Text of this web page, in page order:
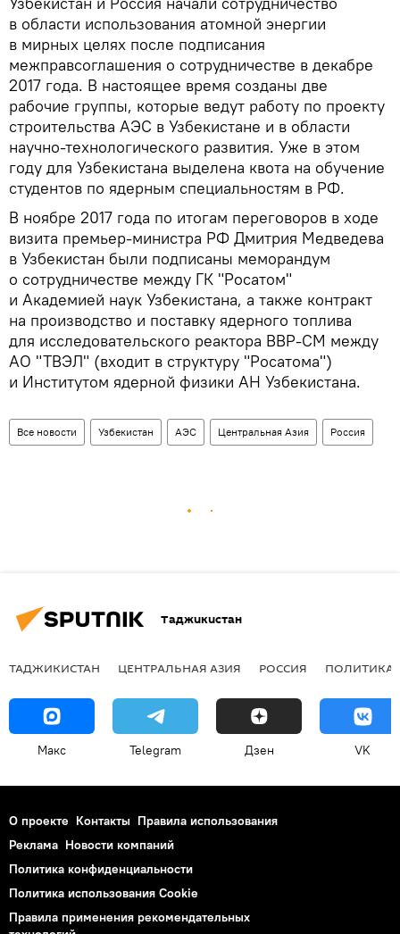
в области использования атомной энергии
в мирных целях после подписания
межправсоглашения о сотрудничестве в декабре
2017 года. В настоящее время созданы две
рабочие группы, которые ведут работу по проекту
строительства АЭС в Узбекистане и в области
научно-технологического развития. Уже в этом
году для Узбекистана выделена квота на обучение
студентов по ядерным специальностям в РФ.
В ноябре 2017 года по итогам переговоров в ходе
визита премьер-министра РФ Дмитрия Медведева
в Узбекистан были подписаны меморандум
о сотрудничестве между ГК "Росатом"
и Академией наук Узбекистана, а также контракт
на производство и поставку ядерного топлива
для исследовательского реактора ВВР-СМ между
АО "ТВЭЛ" (входит в структуру "Росатома")
и Институтом ядерной физики АН Узбекистана.
Все новости Узбекистан АЭС Центральная Азия Россия
Таджикистан
ТАДЖИКИСТАН ЦЕНТРАЛЬНАЯ АЗИЯ РОССИЯ ПОЛИТИКА
Макс Telegram Дзен VK
О проекте Контакты Правила использования
Реклама Новости компаний
Политика конфиденциальности
Политика использования Cookie
Правила применения рекомендательных